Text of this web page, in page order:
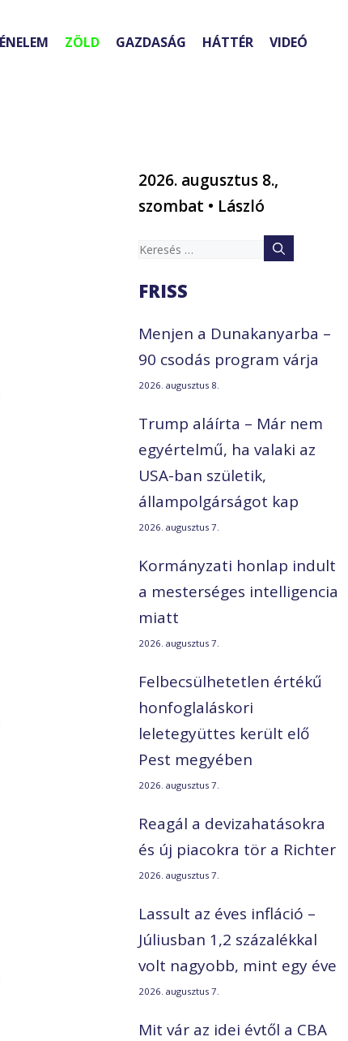
ZÖLD GAZDASÁG HÁTTÉR VIDEÓ
2026. augusztus 8.,
szombat • László
Keresés:
FRISS
Menjen a Dunakanyarba –
90 csodás program várja
2026. augusztus 8.
Trump aláírta – Már nem
egyértelmű, ha valaki az
USA-ban születik,
állampolgárságot kap
2026. augusztus 7.
Kormányzati honlap indult
a mesterséges intelligencia
miatt
2026. augusztus 7.
Felbecsülhetetlen értékű
honfoglaláskori
leletegyüttes került elő
Pest megyében
2026. augusztus 7.
Reagál a devizahatásokra
és új piacokra tör a Richter
2026. augusztus 7.
Lassult az éves infláció –
Júliusban 1,2 százalékkal
volt nagyobb, mint egy éve
2026. augusztus 7.
Mit vár az idei évtől a CBA